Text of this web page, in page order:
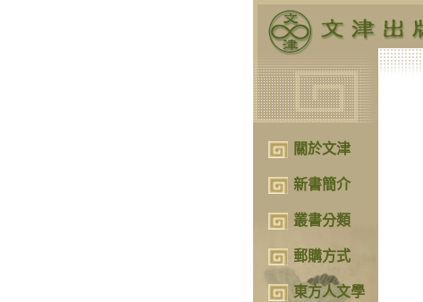
關於文津
新書簡介
叢書分類
郵購方式
東方人文學